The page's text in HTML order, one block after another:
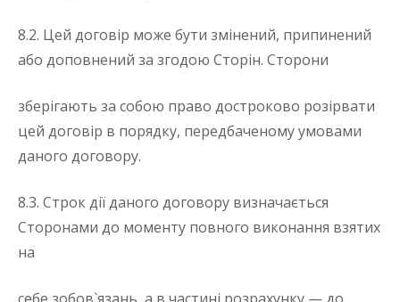
8.2. Цей договір може бути змінений, припинений
або доповнений за згодою Сторін. Сторони
зберігають за собою право достроково розірвати
цей договір в порядку, передбаченому умовами
даного договору.
8.3. Строк дії даного договору визначається
Сторонами до моменту повного виконання взятих
на